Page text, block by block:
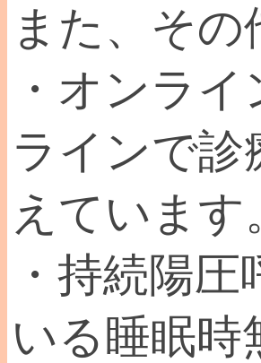
また、その
・オンラ
ラインで
えています
・持続陽
いる睡眠時